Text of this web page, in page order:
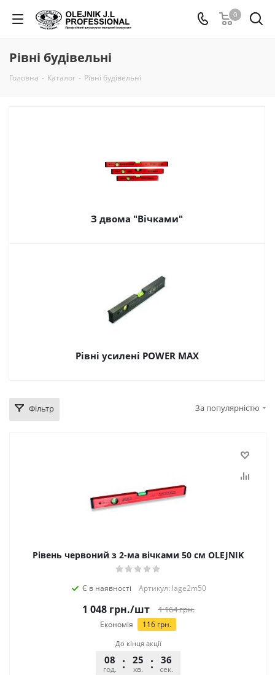
0
Рівні будівельні
Головна - Каталог - Рівні будівельні
З двома "Вічками"
Рівні усилені POWER MAX
Фільтр За популярністю
Рівень червоний з 2-ма вічками 50 см OLEJNIK
Є в наявності Артикул: lage2m50
1 048грн./шт 1 164грн.
Економія 116 грн.
До кінця акції
08
год.
25
хв.
36
сек.